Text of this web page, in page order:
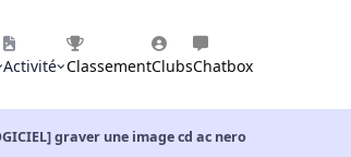
Activité ClassementClubsChatbox
graver une image cd ac nero